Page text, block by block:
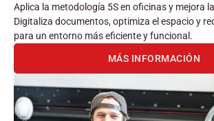
Aplica la metodología 5S en oficinas y mejora
Digitaliza documentos, optimiza el espacio y
para un entorno más eficiente y funcional.
MÁS INFORMACIÓN